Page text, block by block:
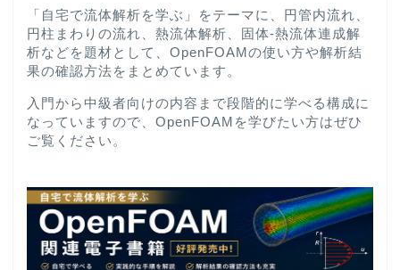
「自宅で流体解析を学ぶ」をテーマに、円管内流れ、
円柱まわりの流れ、熱流体解析、固体-熱流体連成解
析などを題材として、OpenFOAMの使い方や解析結
果の確認方法をまとめています。
入門から中級者向けの内容まで段階的に学べる構成に
なっていますので、OpenFOAMを学びたい方はぜひ
ご覧ください。